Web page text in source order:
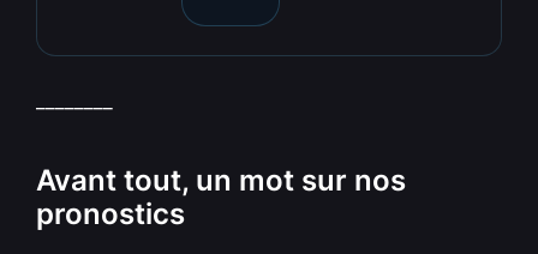
Avant tout, un mot sur nos
pronostics